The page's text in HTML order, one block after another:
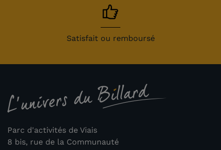
Satisfait ou remboursé
Parc d'activités de Viais
8 bis, rue de la Communauté